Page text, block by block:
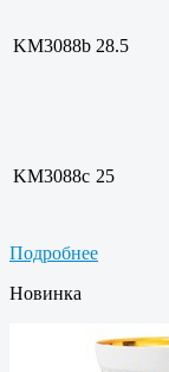
KM3088b 28.5
KM3088c 25
Подробнее
Новинка